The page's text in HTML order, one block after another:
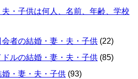
・子供は何人、名前、年齢、学校
者の結婚・妻・夫・子供 (22)
ドルの結婚・妻・夫・子供 (85)
・妻・夫・子供 (93)